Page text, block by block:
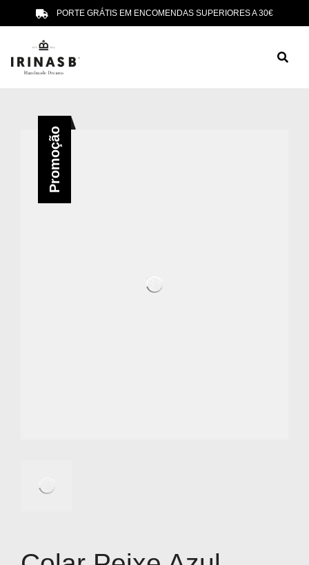
PORTE GRÁTIS EM ENCOMENDAS SUPERIORES A 30€
Promoção